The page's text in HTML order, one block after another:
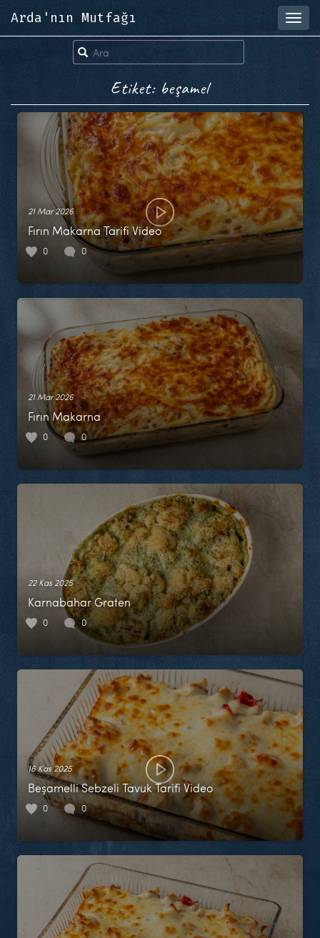
Arda'nın Mutfağı
Etiket: beşamel
21 Mar 2026
Fırın Makarna Tarifi Video
0 0
21 Mar 2026
Fırın Makarna
0 0
22 Kas 2025
Karnabahar Graten
0 0
16 Kas 2025
Beşamelli Sebzeli Tavuk Tarifi Video
0 0